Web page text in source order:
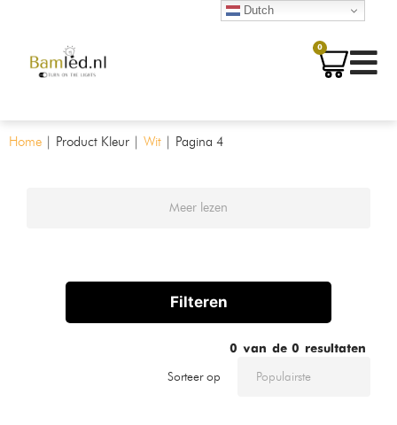
0
Home | Product Kleur | Wit | Pagina 4
Meer lezen
Filteren
0 van de 0 resultaten
Sorteer op
Dutch